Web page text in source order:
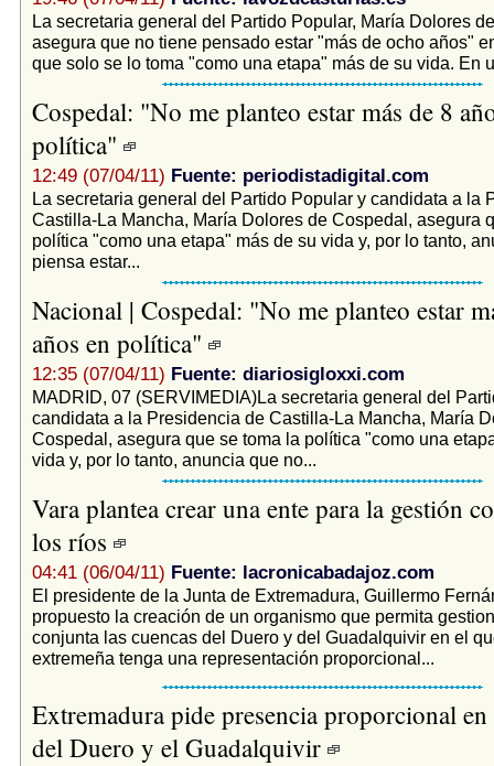
La secretaria general del Partido Popular, María Dolores
asegura que no tiene pensado estar "más de ocho años"
que solo se lo toma "como una etapa" más de su vida. En
Cospedal: "No me planteo estar más de 8
política"
12:49 (07/04/11) Fuente: periodistadigital.com
La secretaria general del Partido Popular y candidata a la
Castilla-La Mancha, María Dolores de Cospedal, asegura
política "como una etapa" más de su vida y, por lo tanto,
piensa estar...
Nacional | Cospedal: "No me planteo estar
años en política"
12:35 (07/04/11) Fuente: diariosigloxxi.com
MADRID, 07 (SERVIMEDIA)La secretaria general del
candidata a la Presidencia de Castilla-La Mancha, María
Cospedal, asegura que se toma la política "como una
vida y, por lo tanto, anuncia que no...
Vara plantea crear una ente para la gestión
los ríos
04:41 (06/04/11) Fuente: lacronicabadajoz.com
El presidente de la Junta de Extremadura, Guillermo
propuesto la creación de un organismo que permita
conjunta las cuencas del Duero y del Guadalquivir en el
extremeña tenga una representación proporcional...
Extremadura pide presencia proporcional en
del Duero y el Guadalquivir